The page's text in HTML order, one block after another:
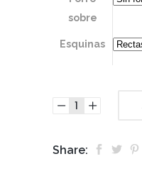
sobre
Esquinas
Share: